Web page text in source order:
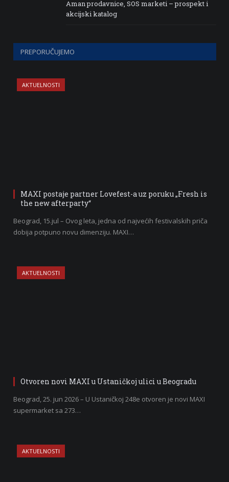
Aman prodavnice, SOS marketi – prospekt i
akcijski katalog
PREPORUČUJEMO
AKTUELNOSTI
MAXI postaje partner Lovefest-a uz poruku „Fresh is
the new afterparty“
Beograd, 15.jul – Ovog leta, jedna od najvećih festivalskih priča
dobija potpuno novu dimenziju. MAXI…
AKTUELNOSTI
Otvoren novi MAXI u Ustaničkoj ulici u Beogradu
Beograd, 25. jun 2026 – U Ustaničkoj 248e otvoren je novi MAXI
supermarket sa 273…
AKTUELNOSTI